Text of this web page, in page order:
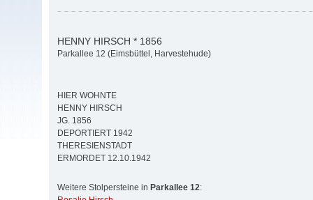
HENNY HIRSCH * 1856
Parkallee 12 (Eimsbüttel, Harvestehude)
HIER WOHNTE
HENNY HIRSCH
JG. 1856
DEPORTIERT 1942
THERESIENSTADT
ERMORDET 12.10.1942
Weitere Stolpersteine in Parkallee 12: